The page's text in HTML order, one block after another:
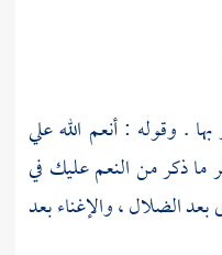
. وقوله : أنعم الله علي
ما ذكر من النعم عليك في
الضلال ، والإغناء بعد